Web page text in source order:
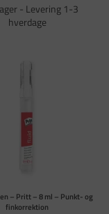
- Levering 1-3
hverdage
– Pritt – 8 ml – Punkt- og
finkorrektion